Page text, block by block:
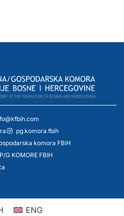
pg.komora.fbih
komora FBiH
G KOMORE FBIH
ENG